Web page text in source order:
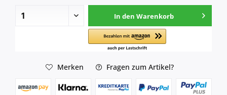
In den Warenkorb
Merken Fragen zum Artikel?